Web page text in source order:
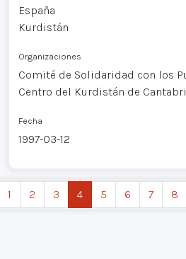
España
Kurdistán
Organizaciones
Comité de Solidaridad con los
Centro del Kurdistán de
Fecha
1997-03-12
1 2 3 4 5 6 7 8